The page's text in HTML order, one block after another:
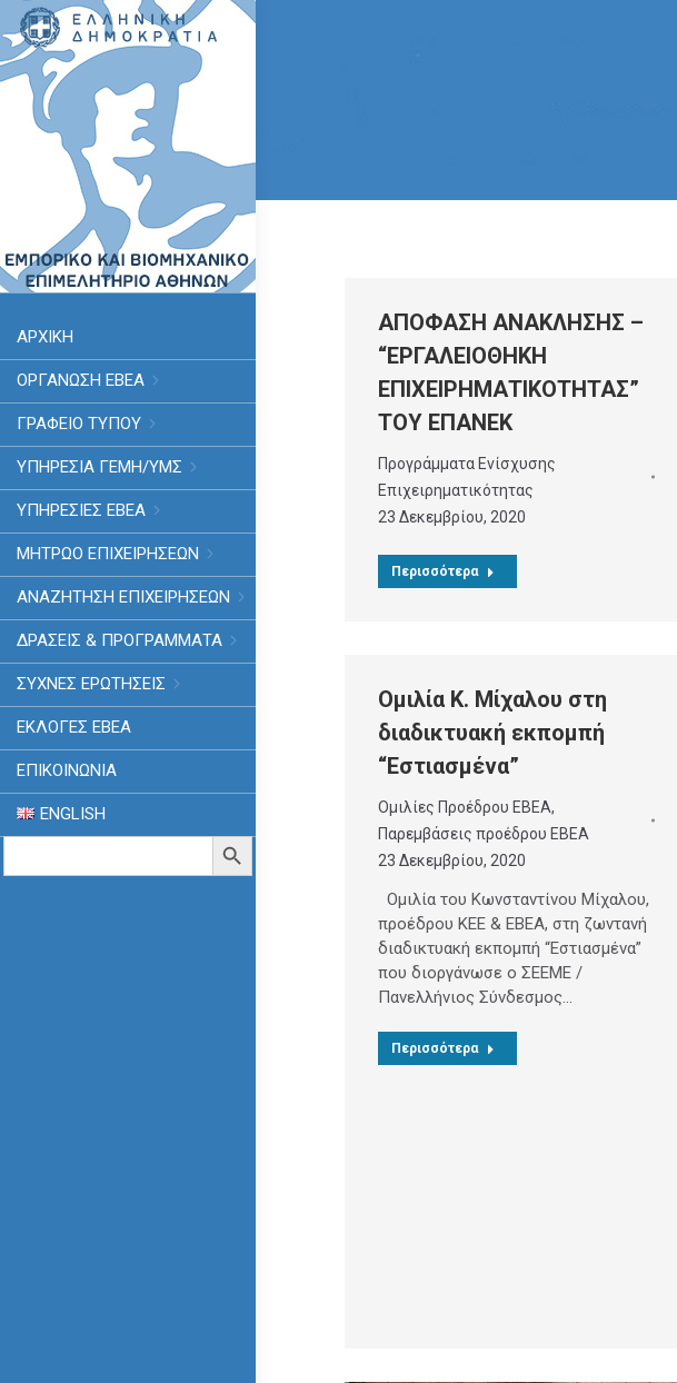
ΑΡΧΙΚΗ
ΟΡΓΑΝΩΣΗ ΕΒΕΑ
ΓΡΑΦΕΙΟ ΤΥΠΟΥ
ΥΠΗΡΕΣΊΑ ΓΕΜΗ/ΥΜΣ
ΥΠΗΡΕΣΙΕΣ ΕΒΕΑ
ΜΗΤΡΩΟ ΕΠΙΧΕΙΡΗΣΕΩΝ
ΑΝΑΖΗΤΗΣΗ ΕΠΙΧΕΙΡΗΣΕΩΝ
ΔΡΑΣΕΙΣ & ΠΡΟΓΡΑΜΜΑΤΑ
ΣΥΧΝΕΣ ΕΡΩΤΗΣΕΙΣ
ΕΚΛΟΓΈΣ ΕΒΕΑ
ΕΠΙΚΟΙΝΩΝΙΑ
ENGLISH
Search
Search Button
ΑΠΟΦΑΣΗ ΑΝΑΚΛΗΣΗΣ –
“ΕΡΓΑΛΕΙΟΘΗΚΗ
ΕΠΙΧΕΙΡΗΜΑΤΙΚΟΤΗΤΑΣ”
ΤΟΥ ΕΠΑΝΕΚ
Προγράμματα Ενίσχυσης
Επιχειρηματικότητας
23 Δεκεμβρίου, 2020
Περισσότερα
Ομιλία Κ. Μίχαλου στη
διαδικτυακή εκπομπή
“Εστιασμένα”
Ομιλίες Προέδρου EBEA,
Παρεμβάσεις προέδρου ΕΒΕΑ
23 Δεκεμβρίου, 2020
Ομιλία του Κωνσταντίνου Μίχαλου,
προέδρου ΚΕΕ & ΕΒΕΑ, στη ζωντανή
διαδικτυακή εκπομπή “Εστιασμένα”
που διοργάνωσε ο ΣΕΕΜΕ /
Πανελλήνιος Σύνδεσμος…
Περισσότερα